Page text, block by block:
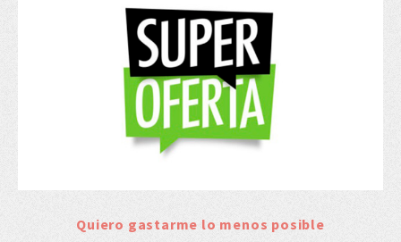
Quiero gastarme lo menos posible